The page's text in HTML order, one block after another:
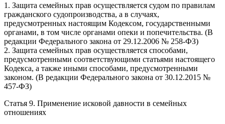
1. Защита семейных прав осуществляется судом по правилам
гражданского судопроизводства, а в случаях,
предусмотренных настоящим Кодексом, государственными
органами, в том числе органами опеки и попечительства. (В
редакции Федерального закона от 29.12.2006 № 258-ФЗ)
2. Защита семейных прав осуществляется способами,
предусмотренными соответствующими статьями настоящего
Кодекса, а также иными способами, предусмотренными
законом. (В редакции Федерального закона от 30.12.2015 №
457-ФЗ)
Статья 9. Применение исковой давности в семейных
отношениях